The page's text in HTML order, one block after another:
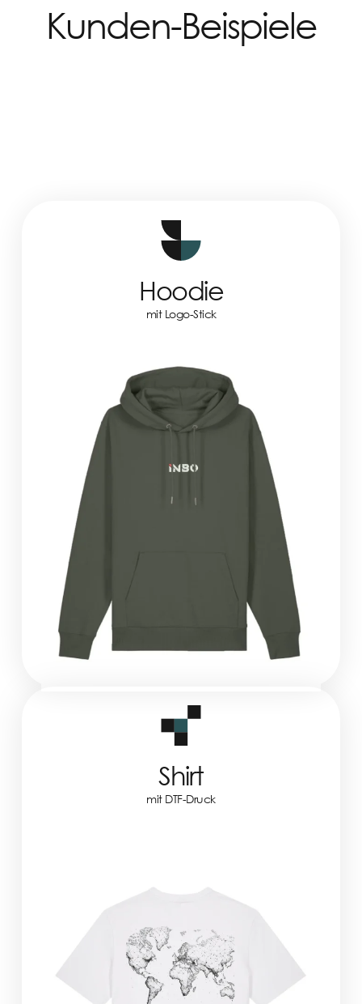
Kunden-Beispiele
Hoodie
mit Logo-Stick
Shirt
mit DTF-Druck